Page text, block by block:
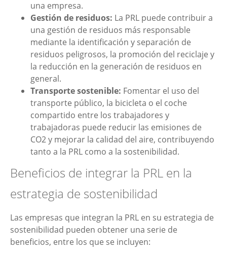
una empresa.
Gestión de residuos: La PRL puede contribuir a
una gestión de residuos más responsable
mediante la identificación y separación de
residuos peligrosos, la promoción del reciclaje y
la reducción en la generación de residuos en
general.
Transporte sostenible: Fomentar el uso del
transporte público, la bicicleta o el coche
compartido entre los trabajadores y
trabajadoras puede reducir las emisiones de
CO2 y mejorar la calidad del aire, contribuyendo
tanto a la PRL como a la sostenibilidad.
Beneficios de integrar la PRL en la
estrategia de sostenibilidad
Las empresas que integran la PRL en su estrategia de
sostenibilidad pueden obtener una serie de
beneficios, entre los que se incluyen: